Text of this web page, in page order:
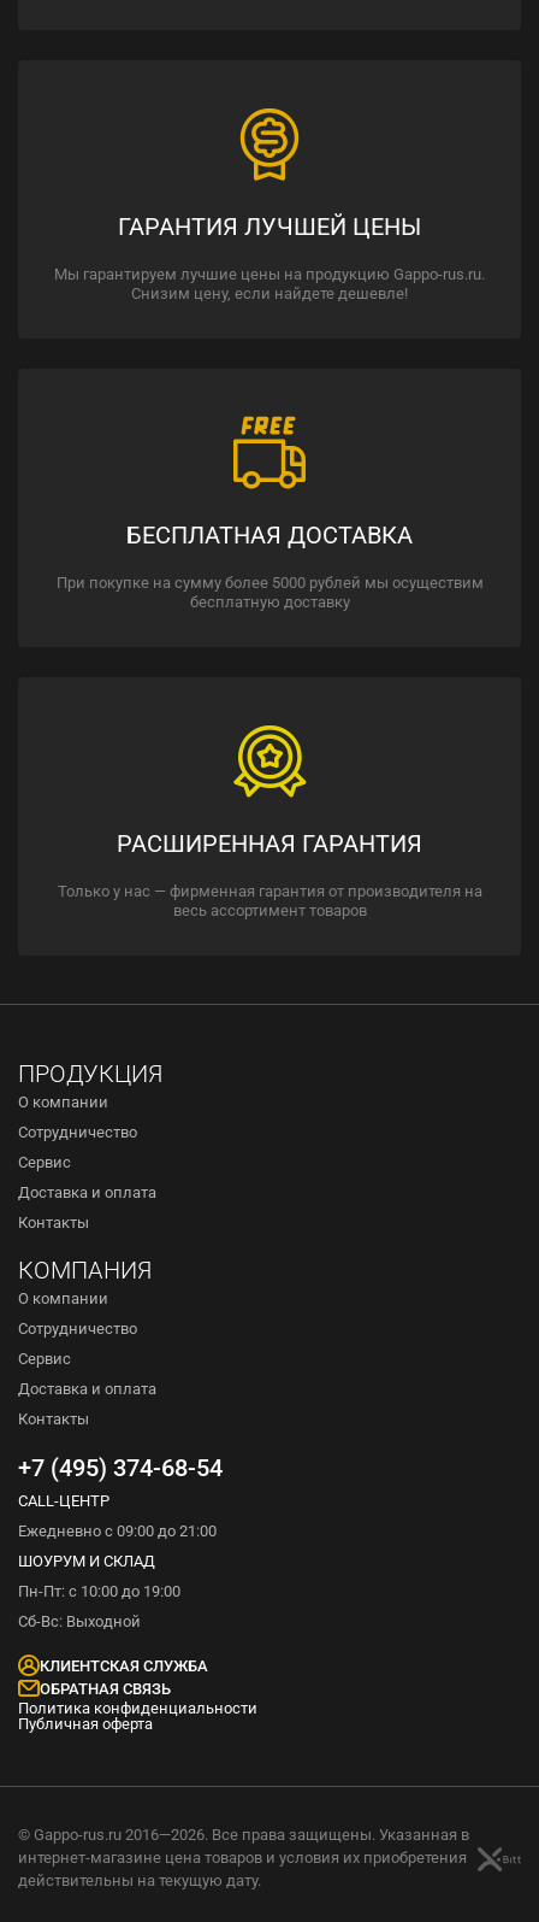
ГАРАНТИЯ ЛУЧШЕЙ ЦЕНЫ
Мы гарантируем лучшие цены на продукцию Gappo-rus.ru.
Снизим цену, если найдете дешевле!
БЕСПЛАТНАЯ ДОСТАВКА
При покупке на сумму более 5000 рублей мы осуществим
бесплатную доставку
РАСШИРЕННАЯ ГАРАНТИЯ
Только у нас — фирменная гарантия от производителя на
весь ассортимент товаров
ПРОДУКЦИЯ
О компании
Сотрудничество
Сервис
Доставка и оплата
Контакты
КОМПАНИЯ
О компании
Сотрудничество
Сервис
Доставка и оплата
Контакты
+7 (495) 374-68-54
CALL-ЦЕНТР
Ежедневно с 09:00 до 21:00
ШОУРУМ И СКЛАД
Пн-Пт: с 10:00 до 19:00
Сб-Вс: Выходной
КЛИЕНТСКАЯ СЛУЖБА
ОБРАТНАЯ СВЯЗЬ
Политика конфиденциальности
Публичная оферта
© Gappo-rus.ru 2016—2026. Все права защищены. Указанная в
интернет-магазине цена товаров и условия их приобретения
действительны на текущую дату.